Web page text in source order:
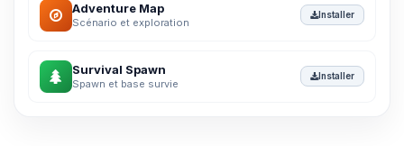
Adventure Map
Scénario et exploration
Installer
Survival Spawn
Spawn et base survie
Installer